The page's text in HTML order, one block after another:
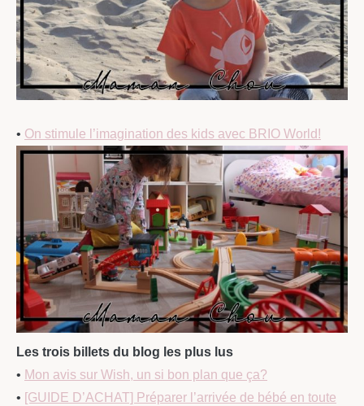
• On stimule l’imagination des kids avec BRIO World!
Les trois billets du blog les plus lus
• Mon avis sur Wish, un si bon plan que ça?
• [GUIDE D’ACHAT] Préparer l’arrivée de bébé en toute